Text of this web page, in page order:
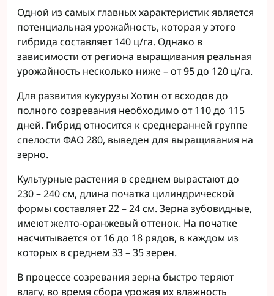
Одной из самых главных характеристик является
потенциальная урожайность, которая у этого
гибрида составляет 140 ц/га. Однако в
зависимости от региона выращивания реальная
урожайность несколько ниже – от 95 до 120 ц/га.
Для развития кукурузы Хотин от всходов до
полного созревания необходимо от 110 до 115
дней. Гибрид относится к среднеранней группе
спелости ФАО 280, выведен для выращивания на
зерно.
Культурные растения в среднем вырастают до
230 – 240 см, длина початка цилиндрической
формы составляет 22 – 24 см. Зерна зубовидные,
имеют желто-оранжевый оттенок. На початке
насчитывается от 16 до 18 рядов, в каждом из
которых в среднем 33 – 35 зерен.
В процессе созревания зерна быстро теряют
влагу, во время сбора урожая их влажность